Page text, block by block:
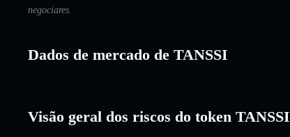
negociares.
Dados de mercado de TANSSI
Visão geral dos riscos do token TANSSI